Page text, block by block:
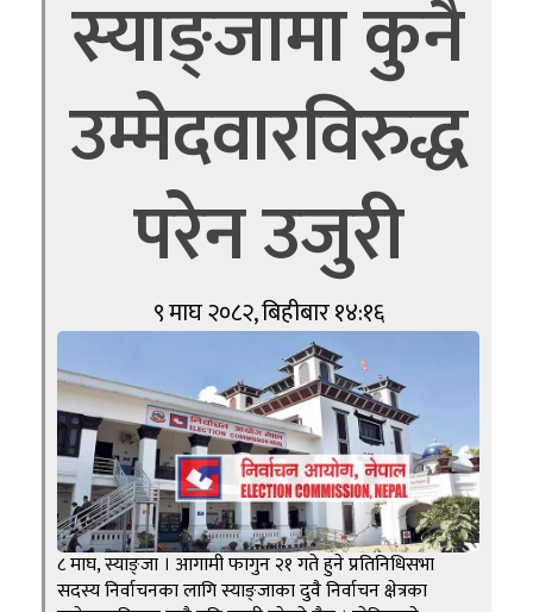
स्याङ्जामा कुनै
उम्मेदवारविरुद्ध
परेन उजुरी
९ माघ २०८२, बिहीबार १४:१६
८ माघ, स्याङ्जा । आगामी फागुन २१ गते हुने प्रतिनिधिसभा
सदस्य निर्वाचनका लागि स्याङ्जाका दुवै निर्वाचन क्षेत्रका